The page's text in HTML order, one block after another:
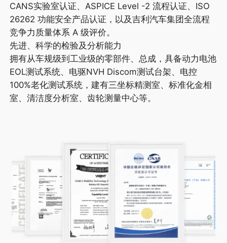
CANS实验室认证、ASPICE Level -2 流程认证、ISO
26262 功能安全产品认证，以及吉利汽车集团全流程
竞争力质量体系 A 级评价。
先进、科学的检验及分析能力
拥有从车规级到工业级的零部件、总成，具备动力电池
EOL测试系统、电驱NVH Discom测试台架、电控
100%老化测试系统，建有三坐标精测室、标准化金相
室、清洁度分析室、齿轮测量中心等。